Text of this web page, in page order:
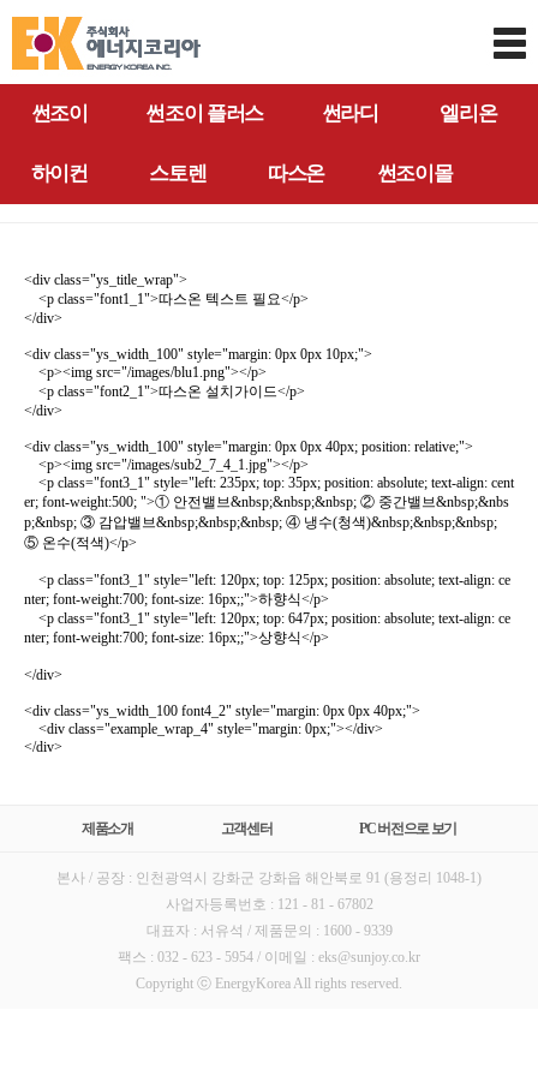
썬조이 썬조이 플러스 썬라디 엘리온
하이컨 스토렌 따스온 썬조이몰
<div class="ys_title_wrap">
<p class="font1_1">따스온 텍스트 필요</p>
</div>
<div class="ys_width_100" style="margin: 0px 0px 10px;">
<p><img src="/images/blu1.png"></p>
<p class="font2_1">따스온 설치가이드</p>
</div>
<div class="ys_width_100" style="margin: 0px 0px 40px; position: relative;">
<p><img src="/images/sub2_7_4_1.jpg"></p>
<p class="font3_1" style="left: 235px; top: 35px; position: absolute; text-align: cent
er; font-weight:500; ">① 안전밸브&nbsp;&nbsp;&nbsp; ② 중간밸브&nbsp;&nbs
p;&nbsp; ③ 감압밸브&nbsp;&nbsp;&nbsp; ④ 냉수(청색)&nbsp;&nbsp;&nbsp;
⑤ 온수(적색)</p>
<p class="font3_1" style="left: 120px; top: 125px; position: absolute; text-align: ce
nter; font-weight:700; font-size: 16px;;">하향식</p>
<p class="font3_1" style="left: 120px; top: 647px; position: absolute; text-align: ce
nter; font-weight:700; font-size: 16px;;">상향식</p>
</div>
<div class="ys_width_100 font4_2" style="margin: 0px 0px 40px;">
<div class="example_wrap_4" style="margin: 0px;"></div>
</div>
제품소개 고객센터 PC 버전으로 보기
본사 / 공장 : 인천광역시 강화군 강화읍 해안북로 91 (용정리 1048-1)
사업자등록번호 : 121 - 81 - 67802
대표자 : 서유석 / 제품문의 : 1600 - 9339
팩스 : 032 - 623 - 5954 / 이메일 : eks@sunjoy.co.kr
Copyright ⓒ EnergyKorea All rights reserved.